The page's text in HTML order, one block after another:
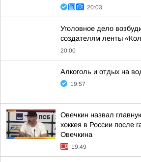
20:03
Уголовное дело
создателям ленты
20:00
Алкоголь и отдых на
19:57
Овечкин назвал
хоккея в России после
Овечкина
19:49